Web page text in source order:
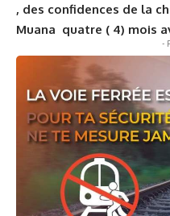
, des confidences de la
Muana quatre ( 4) mois
-